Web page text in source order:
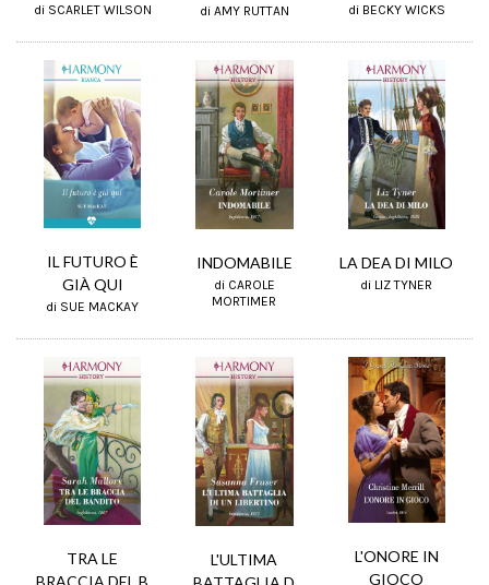
di SCARLET WILSON di AMY RUTTAN di BECKY WICKS
IL FUTURO È
GIÀ QUI
di SUE MACKAY
INDOMABILE
di CAROLE
MORTIMER
LA DEA DI MILO
di LIZ TYNER
TRA LE
L'ULTIMA
L'ONORE IN
GIOCO